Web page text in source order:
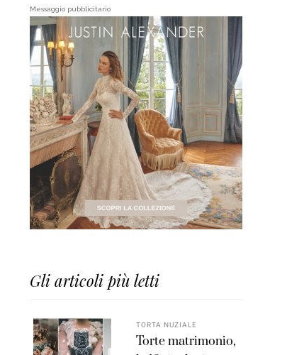
Messaggio pubblicitario
Gli articoli più letti
TORTA NUZIALE
Torte matrimonio,